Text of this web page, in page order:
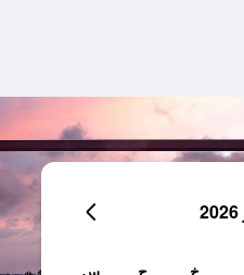
خ ج س